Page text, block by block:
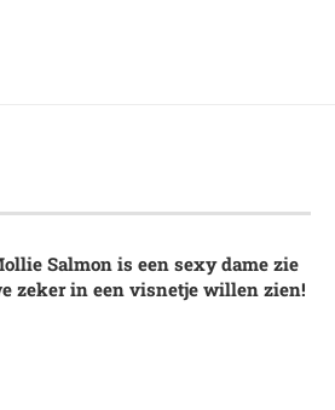
Salmon is een sexy dame zie
zeker in een visnetje willen zien!